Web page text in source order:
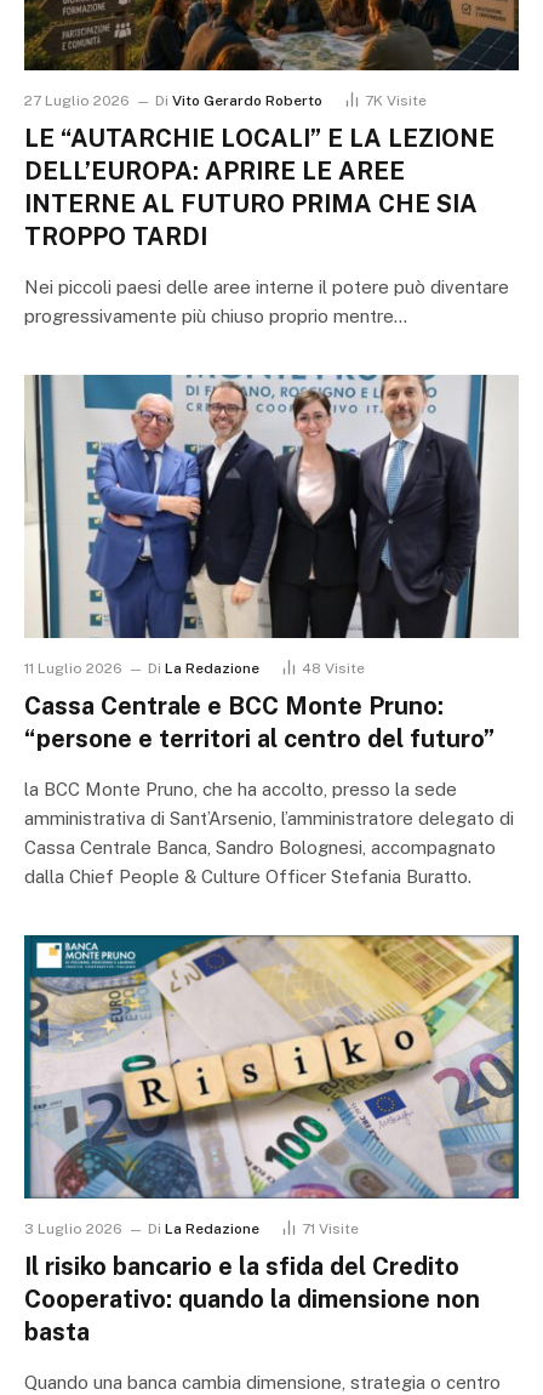
27 Luglio 2026 Di Vito Gerardo Roberto 7K Visite
LE “AUTARCHIE LOCALI” E LA LEZIONE
DELL’EUROPA: APRIRE LE AREE
INTERNE AL FUTURO PRIMA CHE SIA
TROPPO TARDI
Nei piccoli paesi delle aree interne il potere può diventare
progressivamente più chiuso proprio mentre…
11 Luglio 2026 Di La Redazione 48 Visite
Cassa Centrale e BCC Monte Pruno:
“persone e territori al centro del futuro”
la BCC Monte Pruno, che ha accolto, presso la sede
amministrativa di Sant’Arsenio, l’amministratore delegato di
Cassa Centrale Banca, Sandro Bolognesi, accompagnato
dalla Chief People & Culture Officer Stefania Buratto.
3 Luglio 2026 Di La Redazione 71 Visite
Il risiko bancario e la sfida del Credito
Cooperativo: quando la dimensione non
basta
Quando una banca cambia dimensione, strategia o centro